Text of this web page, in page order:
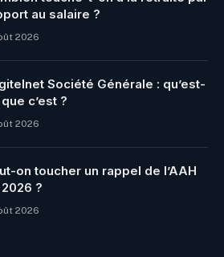
au salaire ?
2026
Société Générale : qu’est-
c’est ?
2026
on toucher un rappel de l’AAH
?
2026